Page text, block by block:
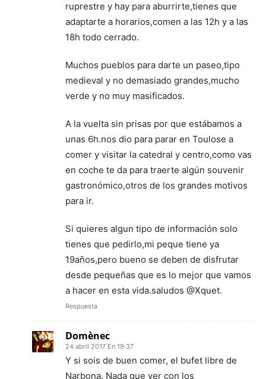
ruprestre y hay para aburrirte,tienes que
adaptarte a horarios,comen a las 12h y a las
18h todo cerrado.
Muchos pueblos para darte un paseo,tipo
medieval y no demasiado grandes,mucho
verde y no muy masificados.
A la vuelta sin prisas por que estábamos a
unas 6h.nos dio para parar en Toulose a
comer y visitar la catedral y centro,como vas
en coche te da para traerte algún souvenir
gastronómico,otros de los grandes motivos
para ir.
Si quieres algun tipo de información solo
tienes que pedirlo,mi peque tiene ya
19años,pero bueno se deben de disfrutar
desde pequeñas que es lo mejor que vamos
a hacer en esta vida.saludos @Xquet.
Respuesta
Domènec
24 abril 2017 En 19:37
Y si sois de buen comer, el bufet libre de
Narbona. Nada que ver con los